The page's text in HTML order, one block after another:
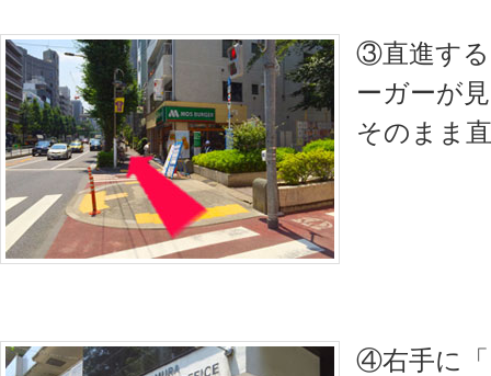
③直進す
ーガーが
そのまま
④右手に「